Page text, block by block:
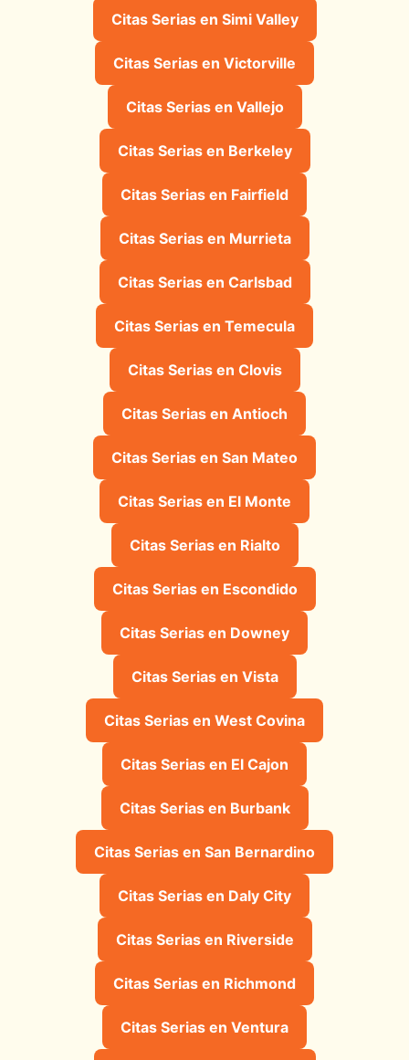
Citas Serias en Simi Valley
Citas Serias en Victorville
Citas Serias en Vallejo
Citas Serias en Berkeley
Citas Serias en Fairfield
Citas Serias en Murrieta
Citas Serias en Carlsbad
Citas Serias en Temecula
Citas Serias en Clovis
Citas Serias en Antioch
Citas Serias en San Mateo
Citas Serias en El Monte
Citas Serias en Rialto
Citas Serias en Escondido
Citas Serias en Downey
Citas Serias en Vista
Citas Serias en West Covina
Citas Serias en El Cajon
Citas Serias en Burbank
Citas Serias en San Bernardino
Citas Serias en Daly City
Citas Serias en Riverside
Citas Serias en Richmond
Citas Serias en Ventura